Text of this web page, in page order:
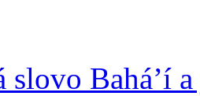
slovo Bahá’í